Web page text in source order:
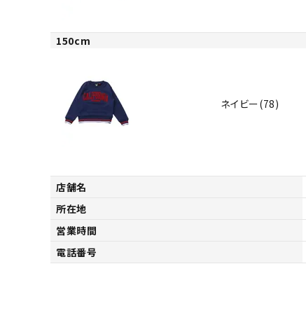
150cm
ネイビー(78)
店舗名
所在地
営業時間
電話番号